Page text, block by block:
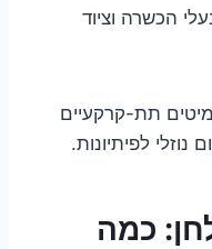
הכשרה וציוד
תת-קרקעיים
לפיתיונות.
כמה